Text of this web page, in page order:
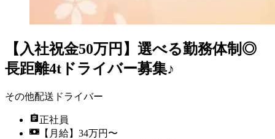
【入社祝金50万円】選べる勤務体制◎
長距離4tドライバー募集♪
その他配送ドライバー
正社員
【月給】34万円〜